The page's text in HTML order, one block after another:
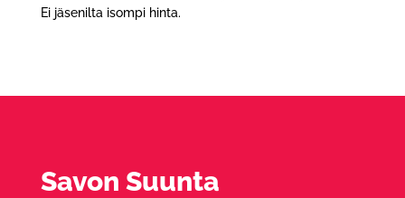
Ei jäsenilta isompi hinta.
Savon Suunta